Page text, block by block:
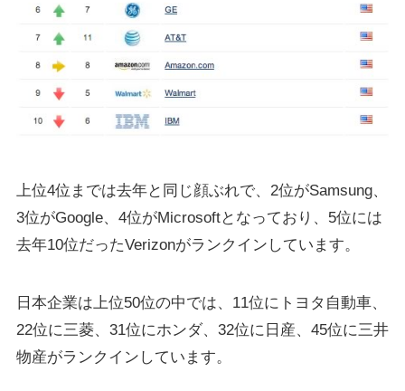
上位4位までは去年と同じ顔ぶれで、2位がSamsung、
3位がGoogle、4位がMicrosoftとなっており、5位には
去年10位だったVerizonがランクインしています。
日本企業は上位50位の中では、11位にトヨタ自動車、
22位に三菱、31位にホンダ、32位に日産、45位に三井
物産がランクインしています。